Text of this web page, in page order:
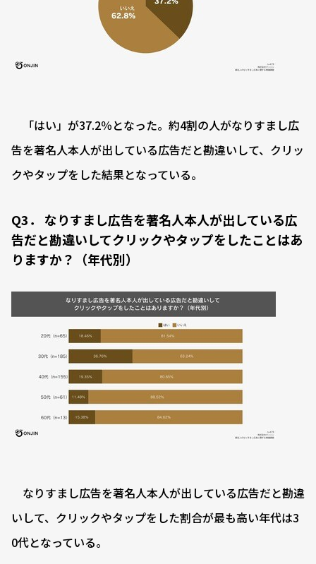
「はい」が37.2％となった。約4割の人がなりすまし広
告を著名人本人が出している広告だと勘違いして、クリッ
クやタップをした結果となっている。
Q3． なりすまし広告を著名人本人が出している広
告だと勘違いしてクリックやタップをしたことはあ
りますか？（年代別）
なりすまし広告を著名人本人が出している広告だと勘違
いして、クリックやタップをした割合が最も高い年代は3
0代となっている。